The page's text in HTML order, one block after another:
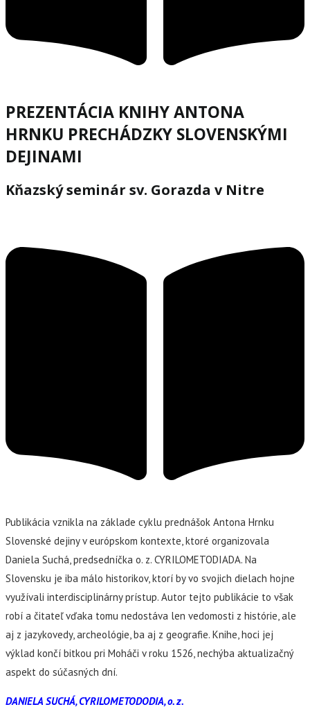
PREZENTÁCIA KNIHY ANTONA
HRNKU PRECHÁDZKY SLOVENSKÝMI
DEJINAMI
Kňazský seminár sv. Gorazda v Nitre
Publikácia vznikla na základe cyklu prednášok Antona Hrnku
Slovenské dejiny v európskom kontexte, ktoré organizovala
Daniela Suchá, predsedníčka o. z. CYRILOMETODIADA. Na
Slovensku je iba málo historikov, ktorí by vo svojich dielach hojne
využívali interdisciplinárny prístup. Autor tejto publikácie to však
robí a čitateľ vďaka tomu nedostáva len vedomosti z histórie, ale
aj z jazykovedy, archeológie, ba aj z geografie. Knihe, hoci jej
výklad končí bitkou pri Moháči v roku 1526, nechýba aktualizačný
aspekt do súčasných dní.
DANIELA SUCHÁ, CYRILOMETODODIA, o. z.